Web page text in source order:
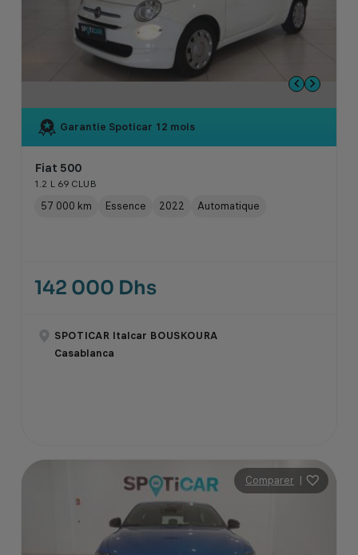
Garantie Spoticar 12 mois
Fiat 500
1.2 L 69 CLUB
57 000 km Essence 2022 Automatique
142 000 Dhs
SPOTICAR Italcar BOUSKOURA
Casablanca
Comparer |